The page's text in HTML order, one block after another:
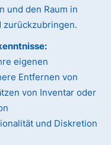
und den Raum in
zurückzubringen.
eigenen
Entfernen von
von Inventar oder
und Diskretion